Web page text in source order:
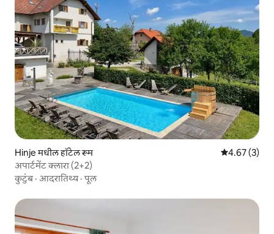
Hinje मधील हॉटेल रूम 5 पैकी 4.67
4.67 (3)
अपार्टमेंट क्लारा (2+2)
कुटुंब· आदरातिथ्य·पूल